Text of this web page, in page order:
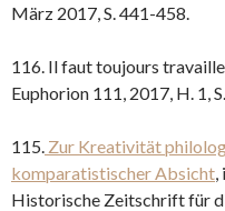
März 2017, S. 441-458.
116. Il faut toujours
Euphorion 111, 2017, H. 1,
115. Zur Kreativität
komparatistischer Absicht,
Historische Zeitschrift für